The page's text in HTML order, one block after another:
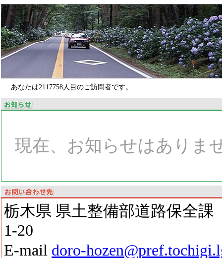
あなたは2117758人目のご訪問者です。
現在、お知らせはありま
栃木県 県土整備部道路保全
1-20
E-mail doro-